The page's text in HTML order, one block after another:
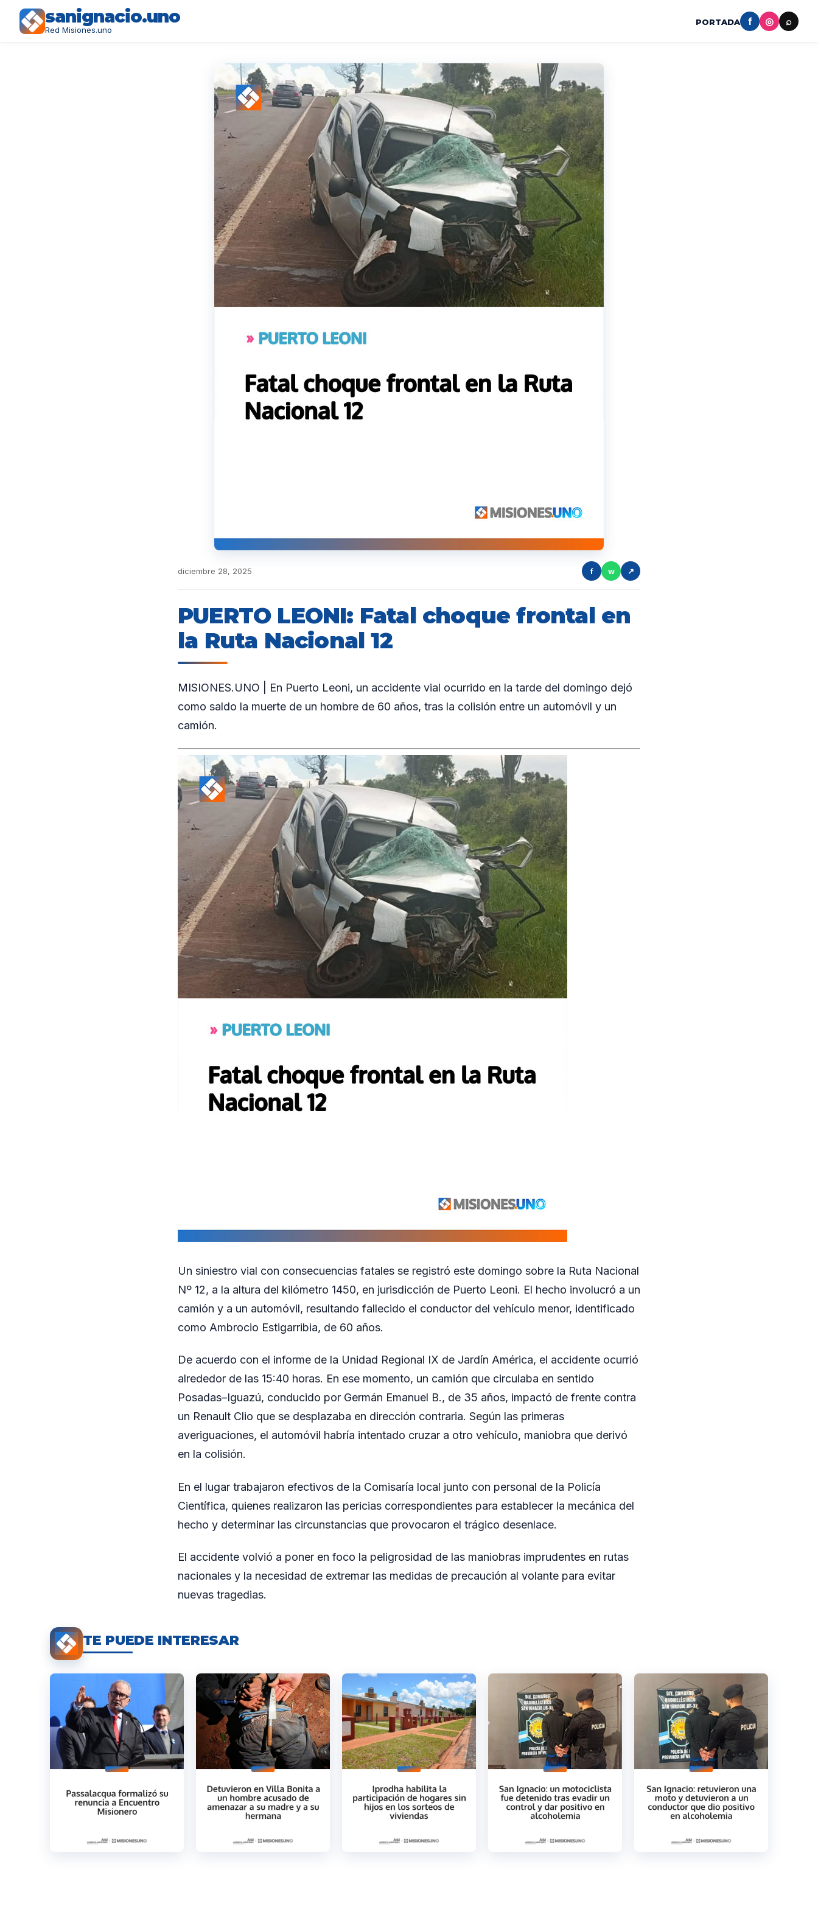
sanignacio.uno
Red Misiones.uno
PORTADA f ◎ ⌕
diciembre 28, 2025 f w ↗
PUERTO LEONI: Fatal choque frontal en
la Ruta Nacional 12
MISIONES.UNO | En Puerto Leoni, un accidente vial ocurrido en la tarde del domingo dejó
como saldo la muerte de un hombre de 60 años, tras la colisión entre un automóvil y un
camión.
Un siniestro vial con consecuencias fatales se registró este domingo sobre la Ruta Nacional
Nº 12, a la altura del kilómetro 1450, en jurisdicción de Puerto Leoni. El hecho involucró a un
camión y a un automóvil, resultando fallecido el conductor del vehículo menor, identificado
como Ambrocio Estigarribia, de 60 años.
De acuerdo con el informe de la Unidad Regional IX de Jardín América, el accidente ocurrió
alrededor de las 15:40 horas. En ese momento, un camión que circulaba en sentido
Posadas–Iguazú, conducido por Germán Emanuel B., de 35 años, impactó de frente contra
un Renault Clio que se desplazaba en dirección contraria. Según las primeras
averiguaciones, el automóvil habría intentado cruzar a otro vehículo, maniobra que derivó
en la colisión.
En el lugar trabajaron efectivos de la Comisaría local junto con personal de la Policía
Científica, quienes realizaron las pericias correspondientes para establecer la mecánica del
hecho y determinar las circunstancias que provocaron el trágico desenlace.
El accidente volvió a poner en foco la peligrosidad de las maniobras imprudentes en rutas
nacionales y la necesidad de extremar las medidas de precaución al volante para evitar
nuevas tragedias.
TE PUEDE INTERESAR